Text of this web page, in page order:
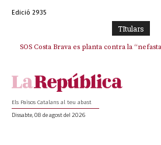
Edició 2935
TItulars
SOS Costa Brava es planta contra la
La memòria viva de Josep Sunyol uneix
Els Països Catalans al teu abast
Dissabte, 08 de agost del 2026